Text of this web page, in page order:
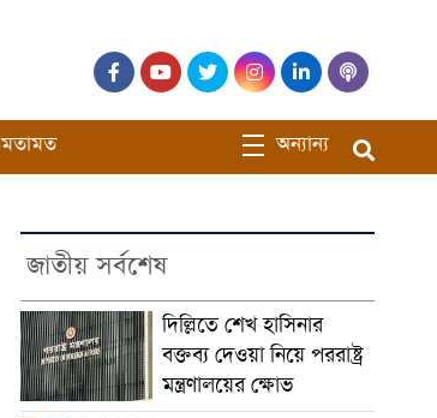
মতামত অন্যান্য
জাতীয় সর্বশেষ
দিল্লিতে শেখ হাসিনার
বক্তব্য দেওয়া নিয়ে পররাষ্ট্র
মন্ত্রণালয়ের ক্ষোভ